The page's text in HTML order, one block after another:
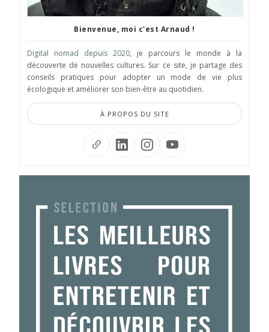
Bienvenue, moi c'est Arnaud !
Digital nomad depuis 2020, je parcours le monde à la
découverte de nouvelles cultures. Sur ce site, je partage des
conseils pratiques pour adopter un mode de vie plus
écologique et améliorer son bien-être au quotidien.
À PROPOS DU SITE